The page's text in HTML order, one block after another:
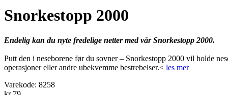
Snorkestopp 2000
Endelig kan du nyte fredelige netter med vår Snorkestopp 2000.
Putt den i neseborene før du sovner – Snorkestopp 2000 vil holde
operasjoner eller andre ubekvemme bestrebelser.< les mer
Varekode: 8258